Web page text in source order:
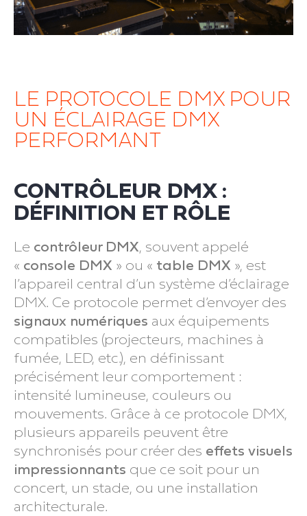
LE PROTOCOLE DMX POUR
UN ÉCLAIRAGE DMX
PERFORMANT
CONTRÔLEUR DMX :
DÉFINITION ET RÔLE
Le contrôleur DMX, souvent appelé
« console DMX » ou « table DMX », est
l’appareil central d’un système d’éclairage
DMX. Ce protocole permet d’envoyer des
signaux numériques aux équipements
compatibles (projecteurs, machines à
fumée, LED, etc.), en définissant
précisément leur comportement :
intensité lumineuse, couleurs ou
mouvements. Grâce à ce protocole DMX,
plusieurs appareils peuvent être
synchronisés pour créer des effets visuels
impressionnants que ce soit pour un
concert, un stade, ou une installation
architecturale.